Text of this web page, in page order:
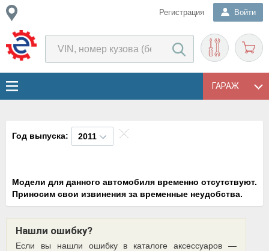
Регистрация Войти
ГАРАЖ
Год выпуска: 2011
Модели для данного автомобиля временно отсутствуют.
Приносим свои извинения за временные неудобства.
Нашли ошибку?
Если вы нашли ошибку в каталоге аксессуаров —